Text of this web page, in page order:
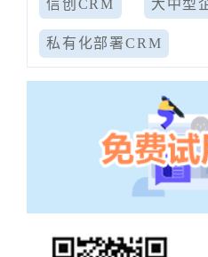
信创CRM 大中型
私有化部署CRM